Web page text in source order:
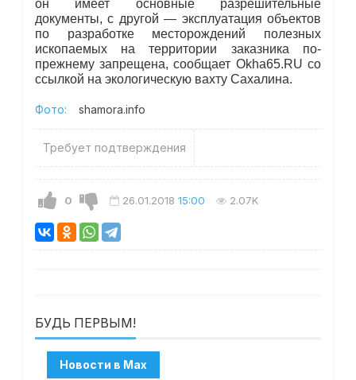
он имеет основные разрешительные
документы, с другой — эксплуатация объектов
по разработке месторождений полезных
ископаемых на территории заказника по-
прежнему запрещена, сообщает Okha65.RU со
ссылкой на экологическую вахту Сахалина.
Фото: shamora.info
Требует подтверждения
0 26.01.2018 15:00 2.07K
БУДЬ ПЕРВЫМ!